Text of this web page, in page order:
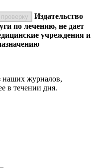
Издательство
по лечению, не дает
учреждения и
наших журналов,
в течении дня.